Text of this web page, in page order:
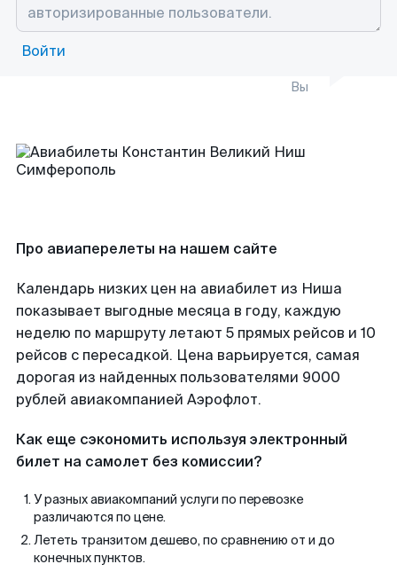
Войти
Вы
Про авиаперелеты на нашем сайте
Календарь низких цен на авиабилет из Ниша
показывает выгодные месяца в году, каждую
неделю по маршруту летают 5 прямых рейсов и 10
рейсов с пересадкой. Цена варьируется, самая
дорогая из найденных пользователями 9000
рублей авиакомпанией Аэрофлот.
Как еще сэкономить используя электронный
билет на самолет без комиссии?
У разных авиакомпаний услуги по перевозке
различаются по цене.
Лететь транзитом дешево, по сравнению от и до
конечных пунктов.